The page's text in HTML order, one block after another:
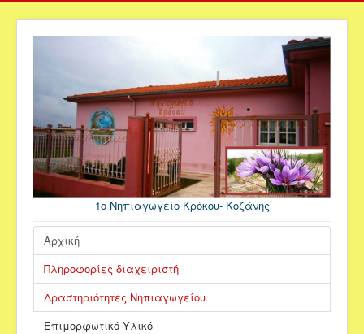
1ο Νηπιαγωγείο Κρόκου- Κοζάνης
Αρχική
Πληροφορίες διαχειριστή
Δραστηριότητες Νηπιαγωγείου
Επιμορφωτικό Υλικό